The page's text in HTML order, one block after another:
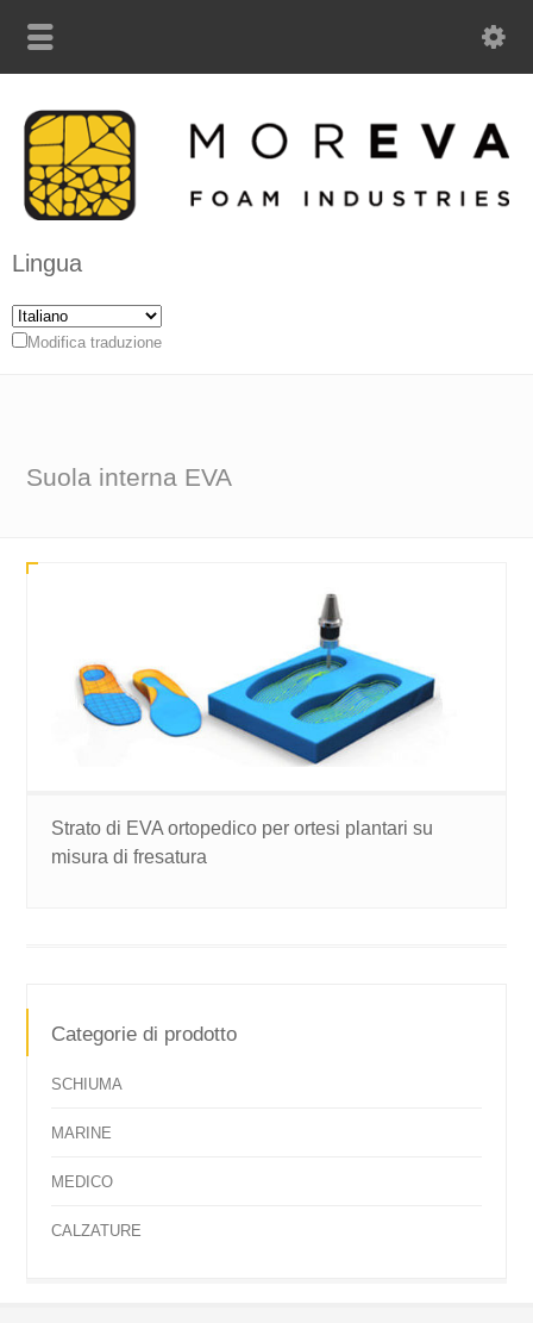
Lingua
Modifica traduzione
Suola interna EVA
Strato di EVA ortopedico per ortesi plantari su
misura di fresatura
Categorie di prodotto
SCHIUMA
MARINE
MEDICO
CALZATURE